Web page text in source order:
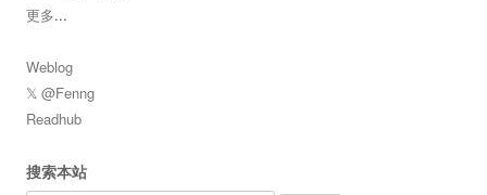
更多...
Weblog
𝕏 @Fenng
Readhub
搜索本站